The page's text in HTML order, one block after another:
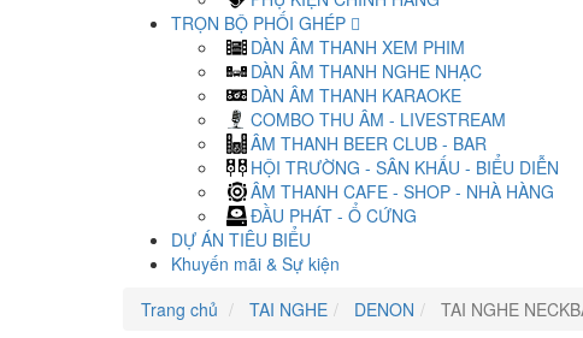
TRỌN BỘ PHỐI GHÉP
DÀN ÂM THANH XEM PHIM
DÀN ÂM THANH NGHE NHẠC
DÀN ÂM THANH KARAOKE
COMBO THU ÂM - LIVESTREAM
ÂM THANH BEER CLUB - BAR
HỘI TRƯỜNG - SÂN KHẤU - BIỂU DIỄN
ÂM THANH CAFE - SHOP - NHÀ HÀNG
ĐẦU PHÁT - Ổ CỨNG
DỰ ÁN TIÊU BIỂU
Khuyến mãi & Sự kiện
Trang chủ
TAI NGHE DENON TAI NGHE